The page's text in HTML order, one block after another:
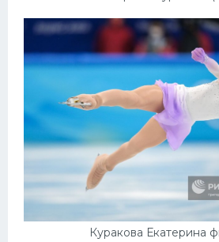
Куракова Екатерина